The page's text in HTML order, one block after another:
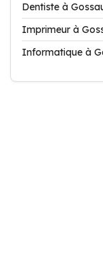
Dentiste à
Imprimeur à
Informatique à